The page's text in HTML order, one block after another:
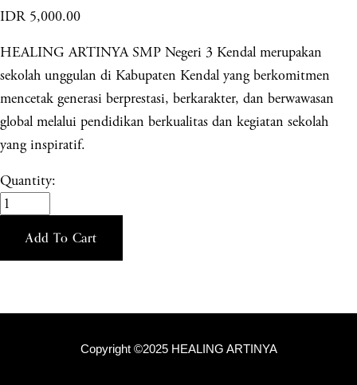
IDR 5,000.00
HEALING ARTINYA SMP Negeri 3 Kendal merupakan
sekolah unggulan di Kabupaten Kendal yang berkomitmen
mencetak generasi berprestasi, berkarakter, dan berwawasan
global melalui pendidikan berkualitas dan kegiatan sekolah
yang inspiratif.
Quantity:
Add To Cart
Copyright ©2025 HEALING ARTINYA